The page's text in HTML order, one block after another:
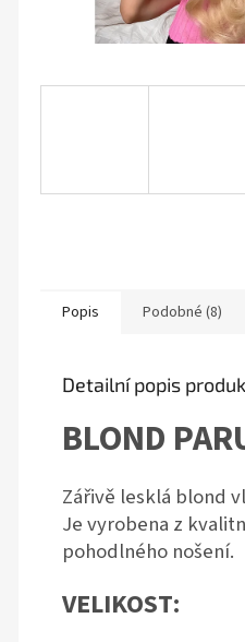
Popis Podobné (8)
Detailní popis
BLOND
Zářivě lesklá blond
Je vyrobena z
pohodlného nošení.
VELIKOST: